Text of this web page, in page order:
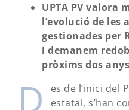
UPTA PV valora
l’evolució de les
gestionades per
i demanem
pròxims dos
D
es de l’inici del
estatal, s’han